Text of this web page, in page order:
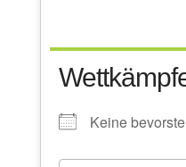
Keine